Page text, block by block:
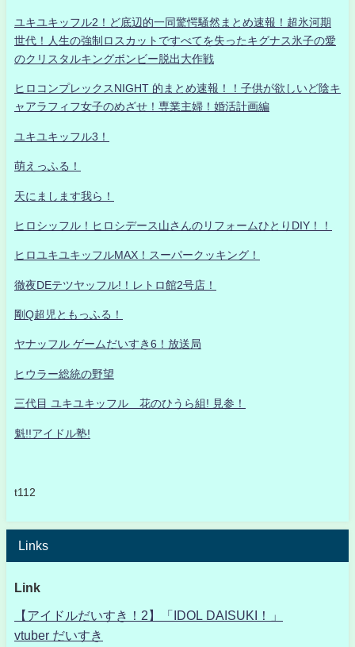
ユキユキッフル2！ど底辺的一同驚愕騒然まとめ速報！超氷河期
世代！人生の強制ロスカットですべてを失ったキグナス氷子の愛
のクリスタルキングボンビー脱出大作戦
ヒロコンプレックスNIGHT 的まとめ速報！！子供が欲しいど陰キ
ャアラフィフ女子のめざせ！専業主婦！婚活計画編
ユキユキッフル3！
萌えっふる！
天にまします我ら！
ヒロシッフル！ヒロシデース山さんのリフォームひとりDIY！！
ヒロユキユキッフルMAX！スーパークッキング！
徹夜DEテツヤッフル!！レトロ館2号店！
剛Q超児ともっふる！
ヤナッフル ゲームだいすき6！放送局
ヒウラー総統の野望
三代目 ユキユキッフル 花のひうら組! 見参！
魁!!アイドル塾!
t112
Links
Link
【アイドルだいすき！2】「IDOL DAISUKI！」
vtuber だいすき